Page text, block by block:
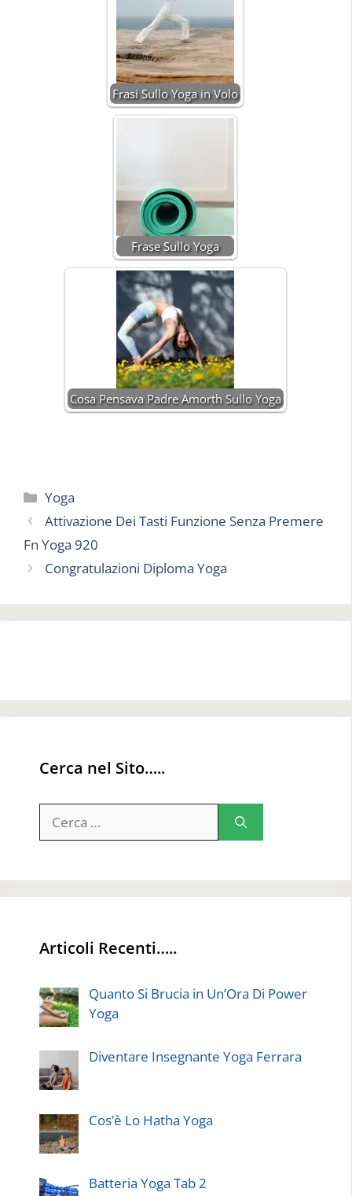
Frasi Sullo Yoga in Volo
Frase Sullo Yoga
Cosa Pensava Padre Amorth Sullo Yoga
Categorie
Yoga
Attivazione Dei Tasti Funzione Senza Premere
Fn Yoga 920
Congratulazioni Diploma Yoga
Cerca nel Sito…..
per:
Articoli Recenti…..
Quanto Si Brucia in Un’Ora Di Power
Yoga
Diventare Insegnante Yoga Ferrara
Cos’è Lo Hatha Yoga
Batteria Yoga Tab 2